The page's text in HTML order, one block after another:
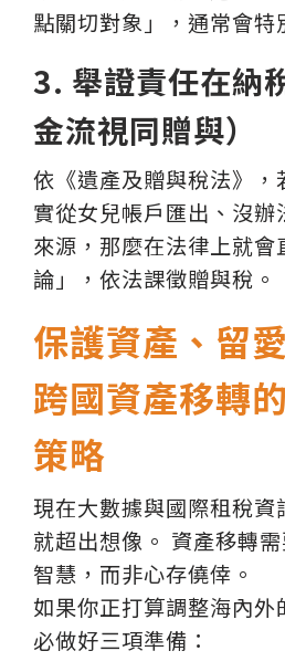
點關切對象」，通常會特
3. 舉證責任在納
金流視同贈與）
依《遺產及贈與稅法》
實從女兒帳戶匯出、沒辦
來源，那麼在法律上就會
論」，依法課徵贈與稅。
保護資產、留
跨國資產移轉
策略
現在大數據與國際租稅
就超出想像。 資產移轉
智慧，而非心存僥倖。
如果你正打算調整海內
必做好三項準備：